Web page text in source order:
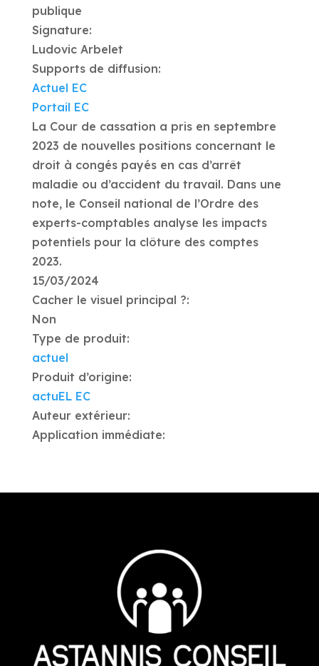
publique
Signature:
Ludovic Arbelet
Supports de diffusion:
Actuel EC
Portail EC
La Cour de cassation a pris en septembre
2023 de nouvelles positions concernant le
droit à congés payés en cas d’arrêt
maladie ou d’accident du travail. Dans une
note, le Conseil national de l’Ordre des
experts-comptables analyse les impacts
potentiels pour la clôture des comptes
2023.
15/03/2024
Cacher le visuel principal ?:
Non
Type de produit:
actuel
Produit d’origine:
actuEL EC
Auteur extérieur:
Application immédiate: